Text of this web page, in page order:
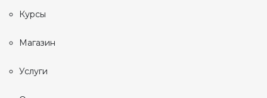
Курсы
Магазин
Услуги